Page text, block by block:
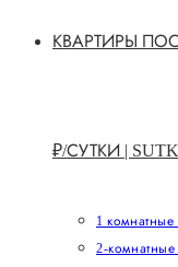
КВАРТИРЫ
₽/СУТКИ |
1 комнатные
2-комнатные